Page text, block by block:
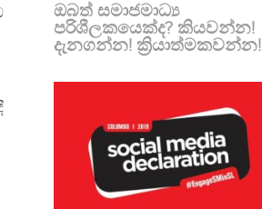
ඔබත් සමාජමාධ්‍ය
පරිශීලකයෙක්ද? කියවන්න!
දැනගන්න! ක්‍රියාත්මකවන්න!